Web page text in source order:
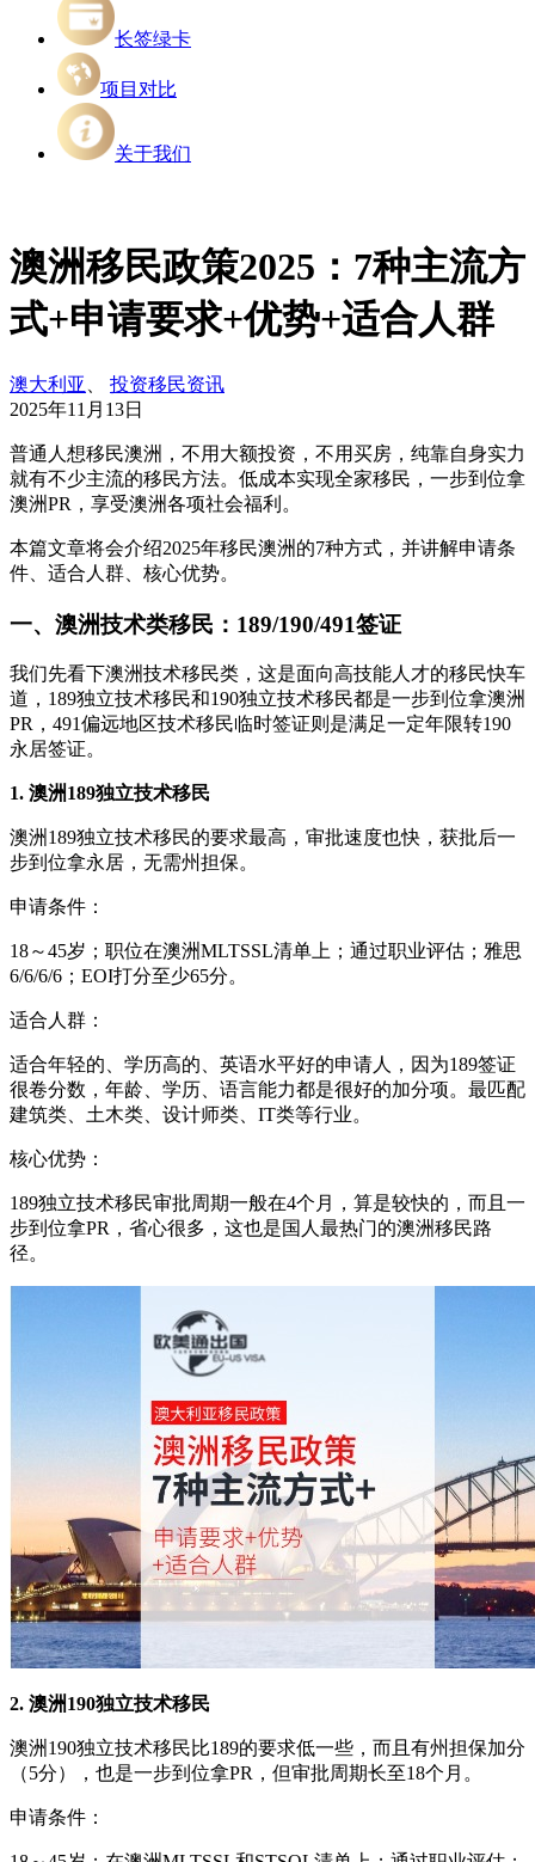
长签绿卡
项目对比
关于我们
澳洲移民政策2025：7种主流方
式+申请要求+优势+适合人群
澳大利亚
投资移民资讯
2025年11月13日
普通人想移民澳洲，不用大额投资，不用买房，纯靠自身实力
就有不少主流的移民方法。低成本实现全家移民，一步到位拿
澳洲PR，享受澳洲各项社会福利。
本篇文章将会介绍2025年移民澳洲的7种方式，并讲解申请条
件、适合人群、核心优势。
一、澳洲技术类移民：189/190/491签证
我们先看下澳洲技术移民类，这是面向高技能人才的移民快车
道，189独立技术移民和190独立技术移民都是一步到位拿澳洲
PR，491偏远地区技术移民临时签证则是满足一定年限转190
永居签证。
1. 澳洲189独立技术移民
澳洲189独立技术移民的要求最高，审批速度也快，获批后一
步到位拿永居，无需州担保。
申请条件：
18～45岁；职位在澳洲MLTSSL清单上；通过职业评估；雅思
6/6/6/6；EOI打分至少65分。
适合人群：
适合年轻的、学历高的、英语水平好的申请人，因为189签证
很卷分数，年龄、学历、语言能力都是很好的加分项。最匹配
建筑类、土木类、设计师类、IT类等行业。
核心优势：
189独立技术移民审批周期一般在4个月，算是较快的，而且一
步到位拿PR，省心很多，这也是国人最热门的澳洲移民路
径。
2. 澳洲190独立技术移民
澳洲190独立技术移民比189的要求低一些，而且有州担保加分
（5分），也是一步到位拿PR，但审批周期长至18个月。
申请条件：